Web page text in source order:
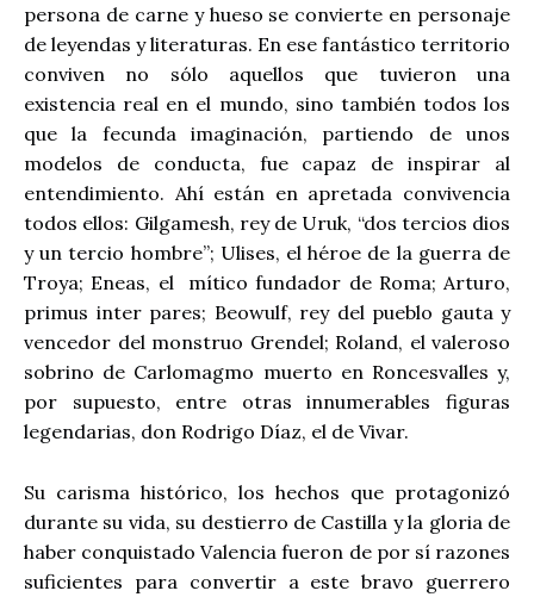
persona de carne y hueso se convierte en personaje
de leyendas y literaturas. En ese fantástico territorio
conviven no sólo aquellos que tuvieron una
existencia real en el mundo, sino también todos los
que la fecunda imaginación, partiendo de unos
modelos de conducta, fue capaz de inspirar al
entendimiento. Ahí están en apretada convivencia
todos ellos: Gilgamesh, rey de Uruk, “dos tercios dios
y un tercio hombre”; Ulises, el héroe de la guerra de
Troya; Eneas, el mítico fundador de Roma; Arturo,
primus inter pares; Beowulf, rey del pueblo gauta y
vencedor del monstruo Grendel; Roland, el valeroso
sobrino de Carlomagmo muerto en Roncesvalles y,
por supuesto, entre otras innumerables figuras
legendarias, don Rodrigo Díaz, el de Vivar.
Su carisma histórico, los hechos que protagonizó
durante su vida, su destierro de Castilla y la gloria de
haber conquistado Valencia fueron de por sí razones
suficientes para convertir a este bravo guerrero